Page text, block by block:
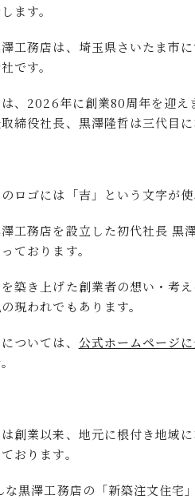
ます。
工務店は、埼玉県さいたま市
です。
、2026年に創業80周年を迎え
締役社長、黒澤隆哲は三代目に
ロゴには「吉」という文字が
工務店を設立した初代社長 黒
ております。
築き上げた創業者の想い・考
現われでもあります。
ついては、 公式ホームページ
創業以来、地元に根付き地域
おります。
な黒澤工務店の「新築注文住宅